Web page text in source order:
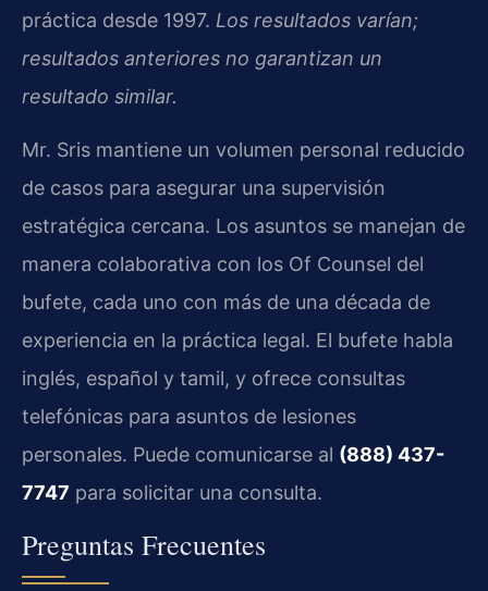
práctica desde 1997. Los resultados varían;
resultados anteriores no garantizan un
resultado similar.
Mr. Sris mantiene un volumen personal reducido
de casos para asegurar una supervisión
estratégica cercana. Los asuntos se manejan de
manera colaborativa con los Of Counsel del
bufete, cada uno con más de una década de
experiencia en la práctica legal. El bufete habla
inglés, español y tamil, y ofrece consultas
telefónicas para asuntos de lesiones
personales. Puede comunicarse al (888) 437-
7747 para solicitar una consulta.
Preguntas Frecuentes